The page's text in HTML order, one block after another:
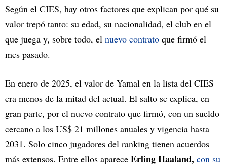
Según el CIES, hay otros factores que explican por qué su
valor trepó tanto: su edad, su nacionalidad, el club en el
que juega y, sobre todo, el nuevo contrato que firmó el
mes pasado.
En enero de 2025, el valor de Yamal en la lista del CIES
era menos de la mitad del actual. El salto se explica, en
gran parte, por el nuevo contrato que firmó, con un sueldo
cercano a los US$ 21 millones anuales y vigencia hasta
2031. Solo cinco jugadores del ranking tienen acuerdos
más extensos. Entre ellos aparece Erling Haaland, con su